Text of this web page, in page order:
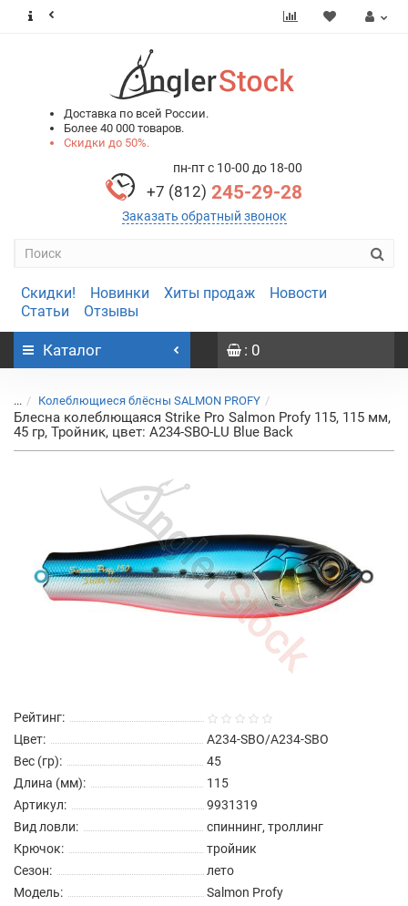
Доставка по всей России.
Более 40 000 товаров.
Скидки до 50%.
пн-пт с 10-00 до 18-00
+7 (812) 245-29-28
Заказать обратный звонок
Скидки! Новинки Хиты продаж
Новости
Статьи
Отзывы
Каталог : 0
... Колеблющиеся блёсны SALMON PROFY
Блесна колеблющаяся Strike Pro Salmon Profy 115, 115 мм,
45 гр, Тройник, цвет: A234-SBO-LU Blue Back
Рейтинг:
Цвет:
A234-SBO/A234-SBO
Вес (гр):
45
Длина (мм):
115
Артикул:
9931319
Вид ловли:
спиннинг, троллинг
Крючок:
тройник
Сезон:
лето
Модель:
Salmon Profy